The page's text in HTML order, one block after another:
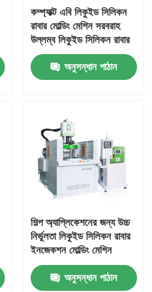
কম্প্যাক্ট এবি লিকুইড সিলিকন
রাবার মোল্ডিং মেশিন সরবরাহ
উল্লম্ব লিকুইড সিলিকন রাবার
কঠিন-থেকে-তরল রূপান্তর
সরঞ্জাম
অনুসন্ধান পাঠান
শিল্প অ্যাপ্লিকেশনের জন্য উচ্চ
নির্ভুলতা লিকুইড সিলিকন রাবার
ইনজেকশন মোল্ডিং মেশিন
অনুসন্ধান পাঠান